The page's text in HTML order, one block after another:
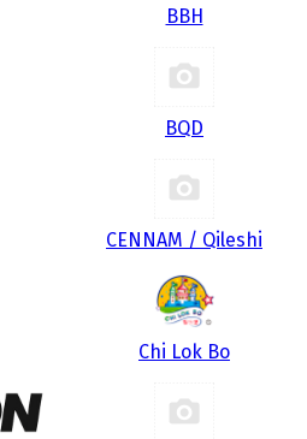
BBH
BQD
CENNAM / Qileshi
Chi Lok Bo